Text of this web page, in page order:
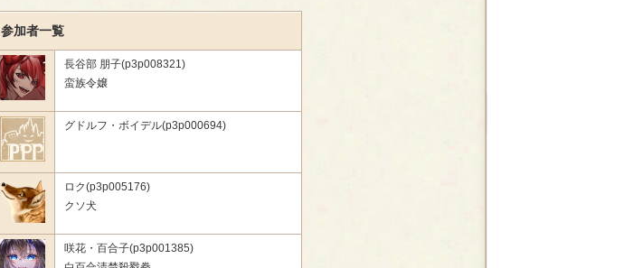
参加者一覧
長谷部 朋子(p3p008321)
蛮族令嬢
グドルフ・ボイデル(p3p000694)
ロク(p3p005176)
クソ犬
咲花・百合子(p3p001385)